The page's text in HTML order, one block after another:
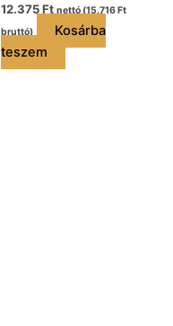
12.375Ft nettó (15.716Ft
bruttó)
Kosárba
teszem